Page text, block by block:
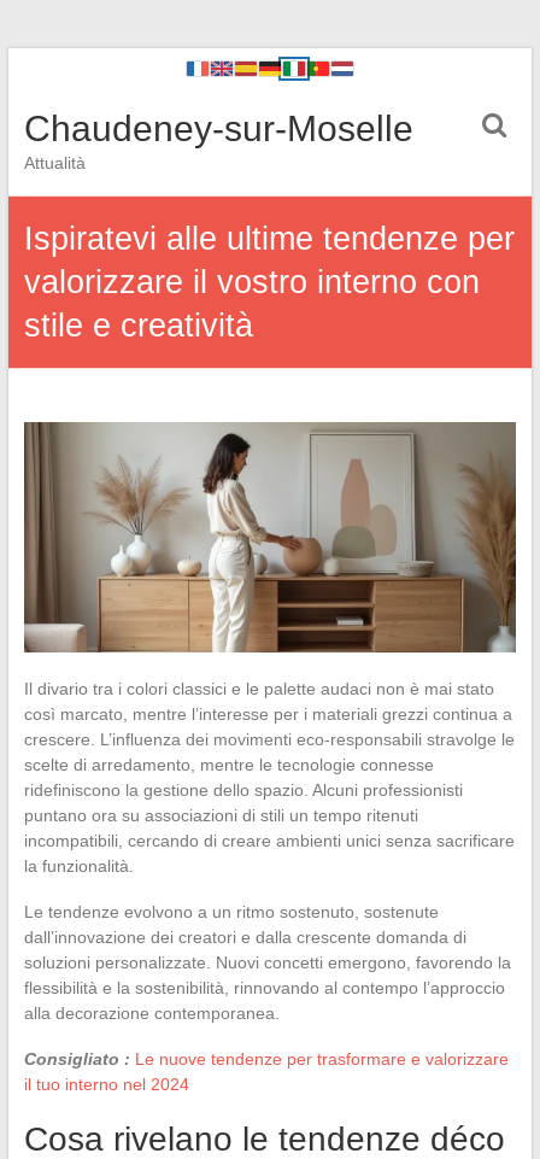
Chaudeney-sur-Moselle
Attualità
Ispiratevi alle ultime tendenze per
valorizzare il vostro interno con
stile e creatività
Il divario tra i colori classici e le palette audaci non è mai stato
così marcato, mentre l’interesse per i materiali grezzi continua a
crescere. L’influenza dei movimenti eco-responsabili stravolge le
scelte di arredamento, mentre le tecnologie connesse
ridefiniscono la gestione dello spazio. Alcuni professionisti
puntano ora su associazioni di stili un tempo ritenuti
incompatibili, cercando di creare ambienti unici senza sacrificare
la funzionalità.
Le tendenze evolvono a un ritmo sostenuto, sostenute
dall’innovazione dei creatori e dalla crescente domanda di
soluzioni personalizzate. Nuovi concetti emergono, favorendo la
flessibilità e la sostenibilità, rinnovando al contempo l’approccio
alla decorazione contemporanea.
Consigliato : Le nuove tendenze per trasformare e valorizzare
il tuo interno nel 2024
Cosa rivelano le tendenze déco